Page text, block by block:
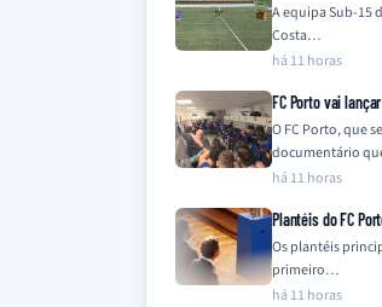
A equipa Sub-15
Costa…
há 11 horas
FC Porto vai
O FC Porto, que
documentário
há 11 horas
Plantéis do FC
Os plantéis
primeiro…
há 11 horas